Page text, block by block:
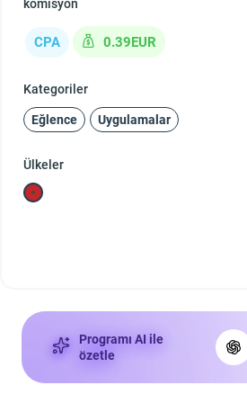
komisyon
CPA 0.39EUR
Kategoriler
Eğlence Uygulamalar
Ülkeler
Programı AI ile
özetle